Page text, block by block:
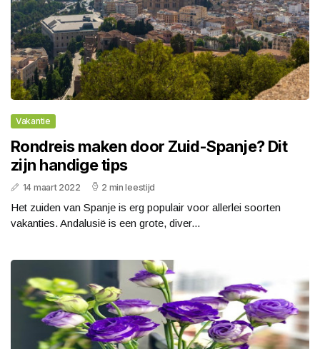
Vakantie
Rondreis maken door Zuid-Spanje? Dit
zijn handige tips
14 maart 2022 2 min leestijd
Het zuiden van Spanje is erg populair voor allerlei soorten
vakanties. Andalusië is een grote, diver...